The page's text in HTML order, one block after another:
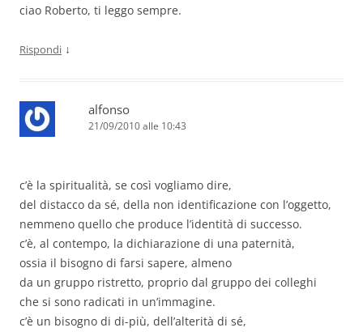
ciao Roberto, ti leggo sempre.
Rispondi ↓
alfonso
21/09/2010 alle 10:43
c’è la spiritualità, se così vogliamo dire,
del distacco da sé, della non identificazione con l’oggetto,
nemmeno quello che produce l’identità di successo.
c’è, al contempo, la dichiarazione di una paternità,
ossia il bisogno di farsi sapere, almeno
da un gruppo ristretto, proprio dal gruppo dei colleghi
che si sono radicati in un’immagine.
c’è un bisogno di di-più, dell’alterità di sé,